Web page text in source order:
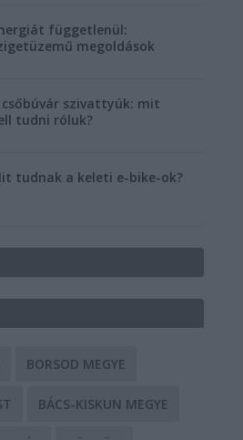
függetlenül:
megoldások
csőbúvár szivattyúk: mit
tudni róluk?
tudnak a keleti e-bike-ok?
BORSOD MEGYE
BÁCS-KISKUN MEGYE